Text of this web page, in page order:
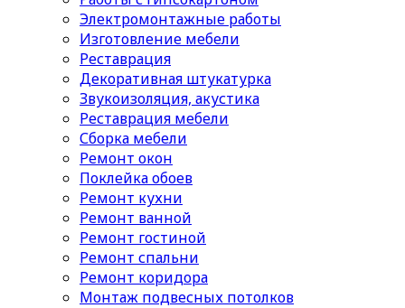
Электромонтажные работы
Изготовление мебели
Реставрация
Декоративная штукатурка
Звукоизоляция, акустика
Реставрация мебели
Сборка мебели
Ремонт окон
Поклейка обоев
Ремонт кухни
Ремонт ванной
Ремонт гостиной
Ремонт спальни
Ремонт коридора
Монтаж подвесных потолков